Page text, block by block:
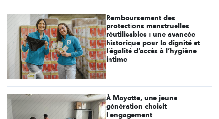
Remboursement des
protections menstruelles
réutilisables : une avancée
historique pour la dignité et
l’égalité d’accès à l’hygiène
intime
À Mayotte, une jeune
génération choisit
l'engagement